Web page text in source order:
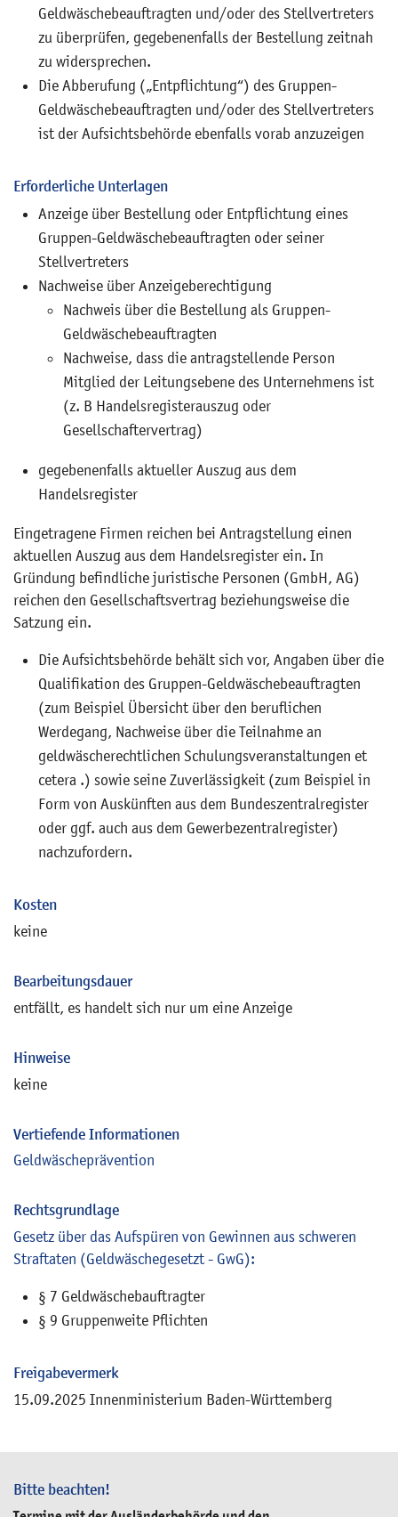
Bitte beachten!
Geldwäschebeauftragten und/oder des Stellvertreters
zu überprüfen, gegebenenfalls der Bestellung zeitnah
zu widersprechen.
Die Abberufung („Entpflichtung“) des Gruppen-
Geldwäschebeauftragten und/oder des Stellvertreters
ist der Aufsichtsbehörde ebenfalls vorab anzuzeigen
Erforderliche Unterlagen
Anzeige über Bestellung oder Entpflichtung eines
Gruppen-Geldwäschebeauftragten oder seiner
Stellvertreters
Nachweise über Anzeigeberechtigung
Nachweis über die Bestellung als Gruppen-
Geldwäschebeauftragten
Nachweise, dass die antragstellende Person
Mitglied der Leitungsebene des Unternehmens ist
(z. B Handelsregisterauszug oder
Gesellschaftervertrag)
gegebenenfalls aktueller Auszug aus dem
Handelsregister
Eingetragene Firmen reichen bei Antragstellung einen
aktuellen Auszug aus dem Handelsregister ein. In
Gründung befindliche juristische Personen (GmbH, AG)
reichen den Gesellschaftsvertrag beziehungsweise die
Satzung ein.
Die Aufsichtsbehörde behält sich vor, Angaben über die
Qualifikation des Gruppen-Geldwäschebeauftragten
(zum Beispiel Übersicht über den beruflichen
Werdegang, Nachweise über die Teilnahme an
geldwäscherechtlichen Schulungsveranstaltungen et
cetera .) sowie seine Zuverlässigkeit (zum Beispiel in
Form von Auskünften aus dem Bundeszentralregister
oder ggf. auch aus dem Gewerbezentralregister)
nachzufordern.
Kosten
keine
Bearbeitungsdauer
entfällt, es handelt sich nur um eine Anzeige
Hinweise
keine
Vertiefende Informationen
Geldwäscheprävention
Rechtsgrundlage
Gesetz über das Aufspüren von Gewinnen aus schweren
Straftaten (Geldwäschegesetzt - GwG):
§ 7 Geldwäschebauftragter
§ 9 Gruppenweite Pflichten
Freigabevermerk
15.09.2025 Innenministerium Baden-Württemberg